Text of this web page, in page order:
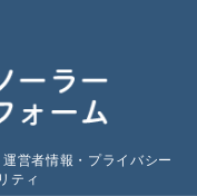
運営者情報 ・ プライバシー
ティ